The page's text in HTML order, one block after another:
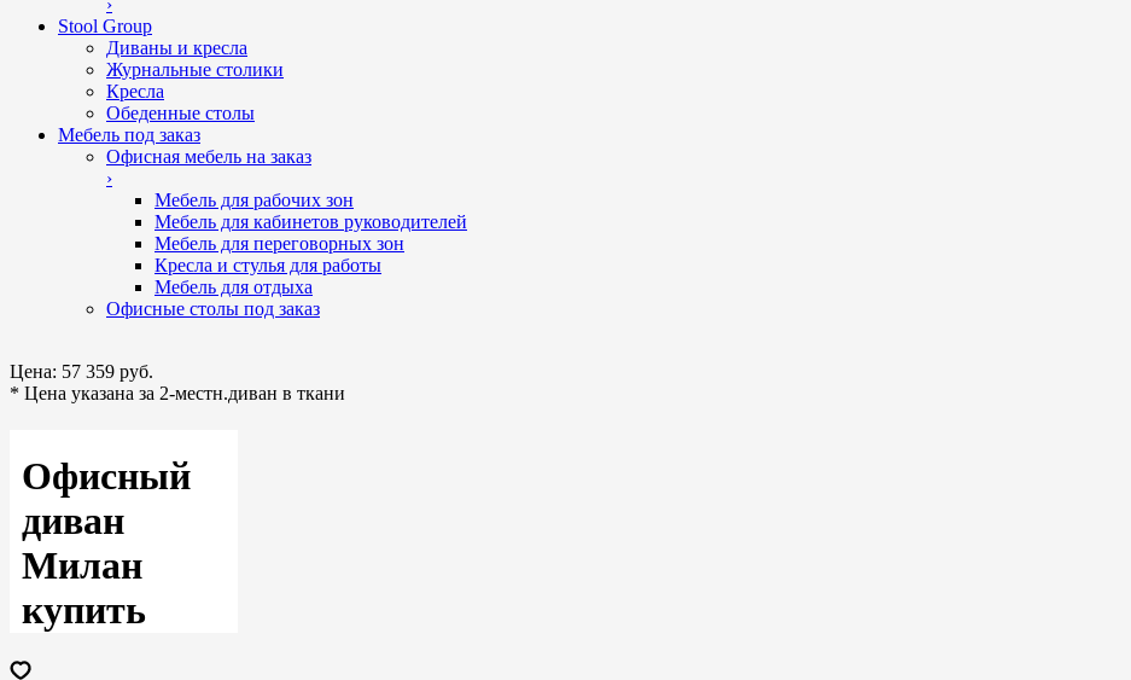
›
Stool Group
Диваны и кресла
Журнальные столики
Кресла
Обеденные столы
Мебель под заказ
Офисная мебель на заказ
›
Мебель для рабочих зон
Мебель для кабинетов руководителей
Мебель для переговорных зон
Кресла и стулья для работы
Мебель для отдыха
Офисные столы под заказ
Цена: 57 359 руб.
* Цена указана за 2-местн.диван в ткани
Офисный
диван
Милан
купить